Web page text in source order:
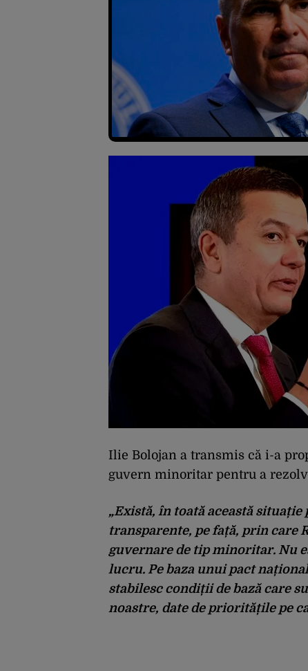
Ilie Bolojan a transmis că i-a
guvern minoritar pentru a
„Există, în toată această
transparente, pe față, prin care
guvernare de tip minoritar. Nu
lucru. Pe baza unui pact
stabilesc condiții de bază care
noastre, date de prioritățile pe